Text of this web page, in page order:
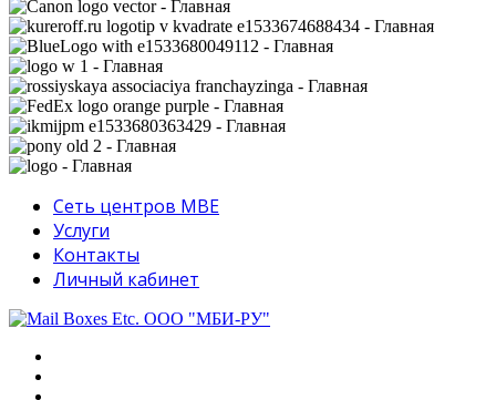
Сеть центров MBE
Услуги
Контакты
Личный кабинет